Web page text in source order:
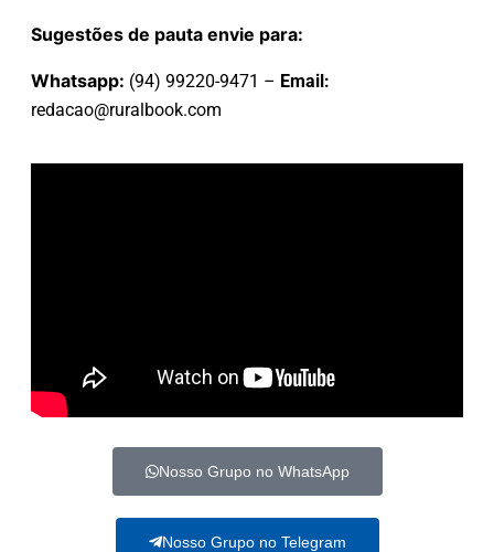
Sugestões de pauta envie para:
Whatsapp: (94) 99220-9471 – Email:
redacao@ruralbook.com
Nosso Grupo no WhatsApp
Nosso Grupo no Telegram